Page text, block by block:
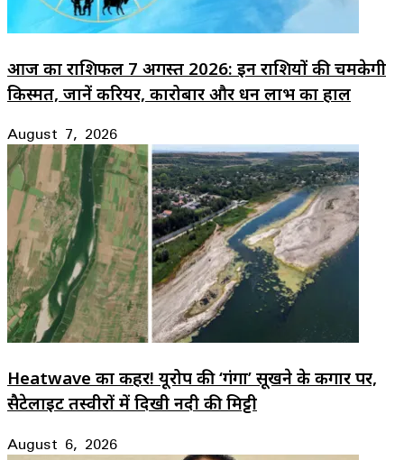
आज का राशिफल 7 अगस्त 2026: इन राशियों की चमकेगी
किस्मत, जानें करियर, कारोबार और धन लाभ का हाल
August 7, 2026
Heatwave का कहर! यूरोप की ‘गंगा’ सूखने के कगार पर,
सैटेलाइट तस्वीरों में दिखी नदी की मिट्टी
August 6, 2026